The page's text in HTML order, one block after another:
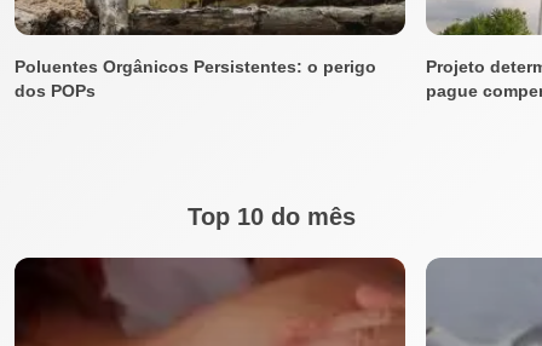
Poluentes Orgânicos Persistentes: o perigo
dos POPs
Projeto
pague
Top 10 do mês